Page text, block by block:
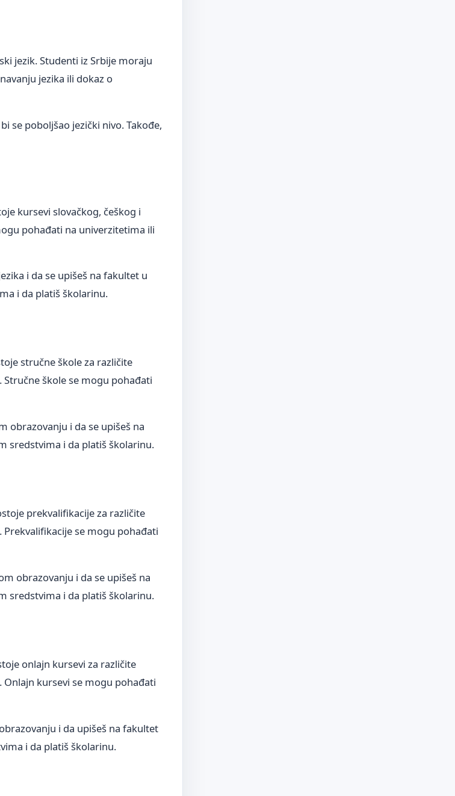
jezik. Studenti iz Srbije moraju
jezika ili dokaz o
se poboljšao jezički nivo. Takođe,
kursevi slovačkog, češkog i
pohađati na univerzitetima ili
i da se upišeš na fakultet u
i da platiš školarinu.
stručne škole za različite
škole se mogu pohađati
obrazovanju i da se upišeš na
sredstvima i da platiš školarinu.
prekvalifikacije za različite
se mogu pohađati
obrazovanju i da se upišeš na
sredstvima i da platiš školarinu.
onlajn kursevi za različite
kursevi se mogu pohađati
i da upišeš na fakultet
i da platiš školarinu.